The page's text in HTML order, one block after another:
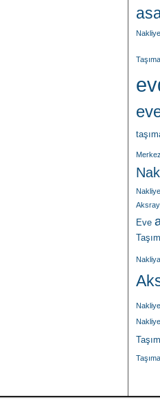
Nakliye
Merkez
Nakliye
Eve
Nakliye